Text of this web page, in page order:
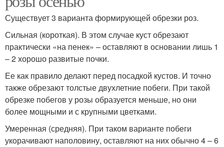
Существует 3 варианта формирующей обрезки роз.
Сильная (короткая). В этом случае куст обрезают
практически «на пенек» – оставляют в основании лишь 1
– 2 хорошо развитые почки.
Ее как правило делают перед посадкой кустов. И точно
также обрезают толстые двухлетние побеги. При такой
обрезке побегов у розы образуется меньше, но они
более мощными и с крупными цветками.
Умеренная (средняя). При таком варианте побеги
укорачивают наполовину, оставляют на них обычно 4 – 6